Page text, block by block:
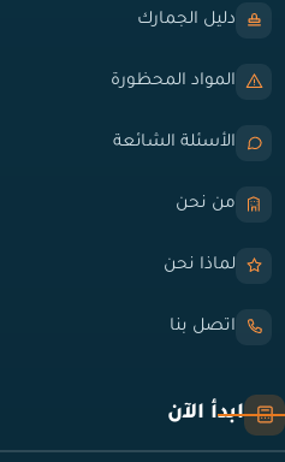
دليل الجمارك
المواد المحظورة
الأسئلة الشائعة
من نحن
لماذا نحن
اتصل بنا
ابدأ الآن